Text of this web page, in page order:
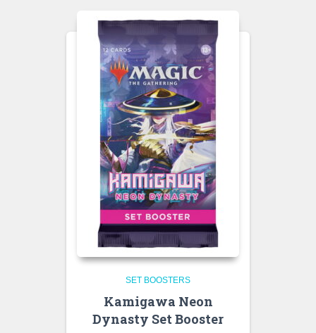
SET BOOSTERS
Kamigawa Neon
Dynasty Set Booster